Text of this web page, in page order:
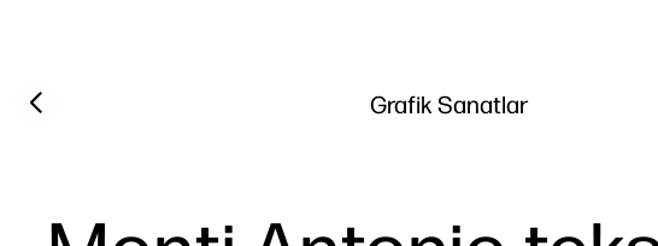
Grafik Sanatlar
Previous slide